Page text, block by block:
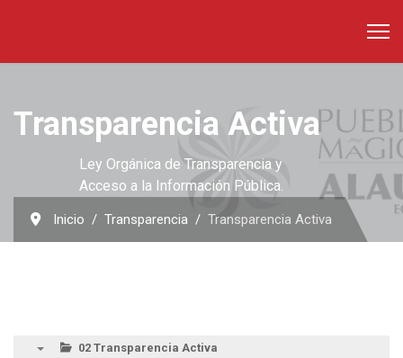
Transparencia Activa
Ley Orgánica de Transparencia y
Acceso a la Información Pública.
Inicio Transparencia Transparencia Activa
02 Transparencia Activa